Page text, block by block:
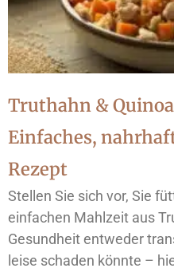
Truthahn &
Einfaches,
Rezept
Stellen Sie sich vor, Sie
einfachen Mahlzeit aus
Gesundheit entweder
leise schaden könnte –